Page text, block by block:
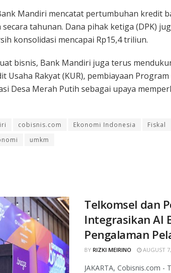
Mandiri mencatat pertumbuhan kredit
secara tahunan. Dana pihak ketiga (DPK)
konsolidasi mencapai Rp15,4 triliun.
bisnis, Bank Mandiri juga terus
Usaha Rakyat (KUR), pembiayaan
Desa Merah Putih sebagai upaya
cobisnis.com Ekonomi Indonesia Fiskal
umkm
Telkomsel dan
Integrasikan AI
Pengalaman
BY RIZKI MEIRINO AUGUST
JAKARTA, Cobisnis.com